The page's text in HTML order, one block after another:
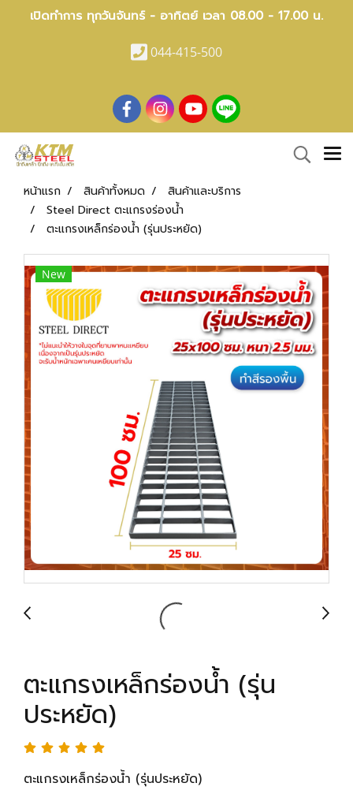
เปิดทำการ ทุกวันจันทร์ - อาทิตย์ เวลา 08.00 - 17.00 น.
044-415-500
หน้าแรก สินค้าทั้งหมด
สินค้าและบริการ
Steel Direct ตะแกรงร่องน้ำ
ตะแกรงเหล็กร่องน้ำ (รุ่นประหยัด)
New
ตะแกรงเหล็กร่องน้ำ (รุ่น
ประหยัด)
ตะแกรงเหล็กร่องน้ำ (รุ่นประหยัด)